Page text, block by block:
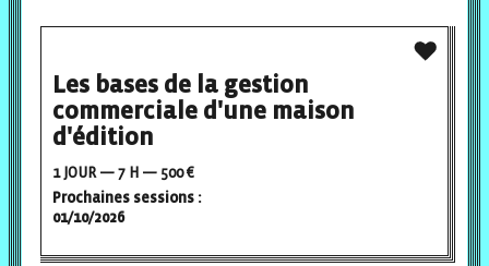
Les bases de la gestion
commerciale d'une maison
d'édition
1 JOUR — 7 H — 500 €
Prochaines sessions :
01/10/2026